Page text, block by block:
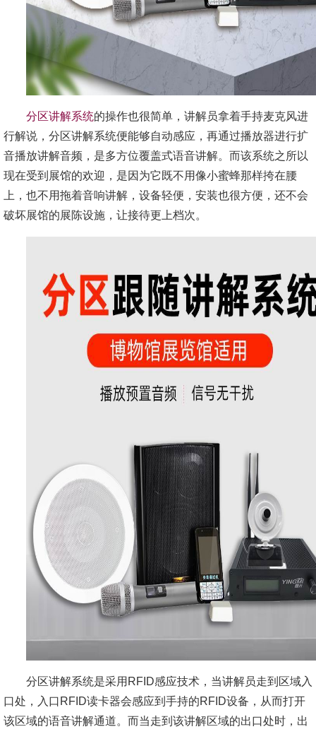
分区讲解系统的操作也很简单，讲解员拿着手持麦克风进
行解说，分区讲解系统便能够自动感应，再通过播放器进行扩
音播放讲解音频，是多方位覆盖式语音讲解。而该系统之所以
现在受到展馆的欢迎，是因为它既不用像小蜜蜂那样挎在腰
上，也不用拖着音响讲解，设备轻便，安装也很方便，还不会
破坏展馆的展陈设施，让接待更上档次。
分区讲解系统是采用RFID感应技术，当讲解员走到区域入
口处，入口RFID读卡器会感应到手持的RFID设备，从而打开
该区域的语音讲解通道。而当走到该讲解区域的出口处时，出